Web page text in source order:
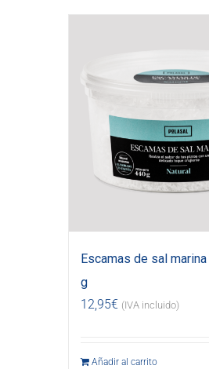
Escamas de sal
g
12,95€ (IVA incluido)
Añadir al carrito